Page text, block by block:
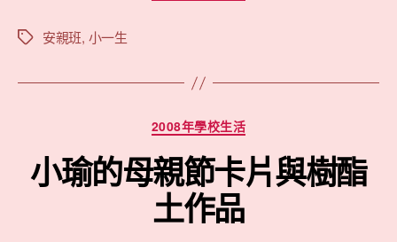
標
安親班, 小一生
分
類
2008年學校生活
小瑜的母親節卡片與樹酯
土作品